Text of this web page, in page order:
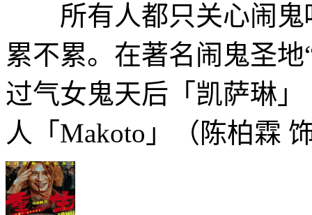
所有人都只关心闹鬼
累不累。在著名闹鬼圣
过气女鬼天后「凯萨琳
人「Makoto」（陈柏霖